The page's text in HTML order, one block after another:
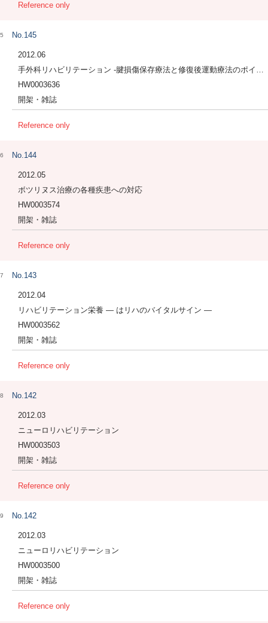
Reference only
5 No.145
2012.06
手外科リハビリテーション -腱損傷保存療法と修復後運動療法のポイント-
HW0003636
開架・雑誌
Reference only
6 No.144
2012.05
ボツリヌス治療の各種疾患への対応
HW0003574
開架・雑誌
Reference only
7 No.143
2012.04
リハビリテーション栄養 ― はリハのバイタルサイン ―
HW0003562
開架・雑誌
Reference only
8 No.142
2012.03
ニューロリハビリテーション
HW0003503
開架・雑誌
Reference only
9 No.142
2012.03
ニューロリハビリテーション
HW0003500
開架・雑誌
Reference only